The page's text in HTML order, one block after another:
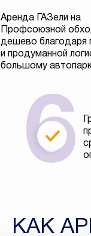
Аренда ГАЗели на
Профсоюзной
дешево благодаря
и продуманной
большому
КАК